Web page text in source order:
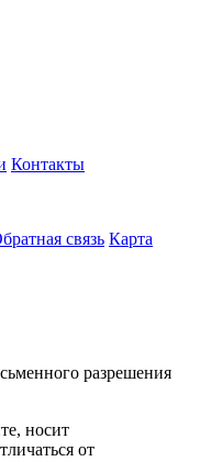
Контакты
связь Карта
разрешения
носит
от